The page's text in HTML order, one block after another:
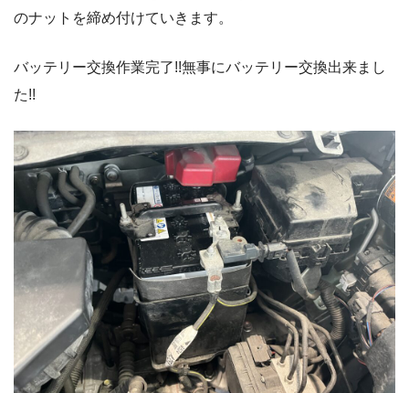
のナットを締め付けていきます。
バッテリー交換作業完了!!無事にバッテリー交換出来まし
た!!